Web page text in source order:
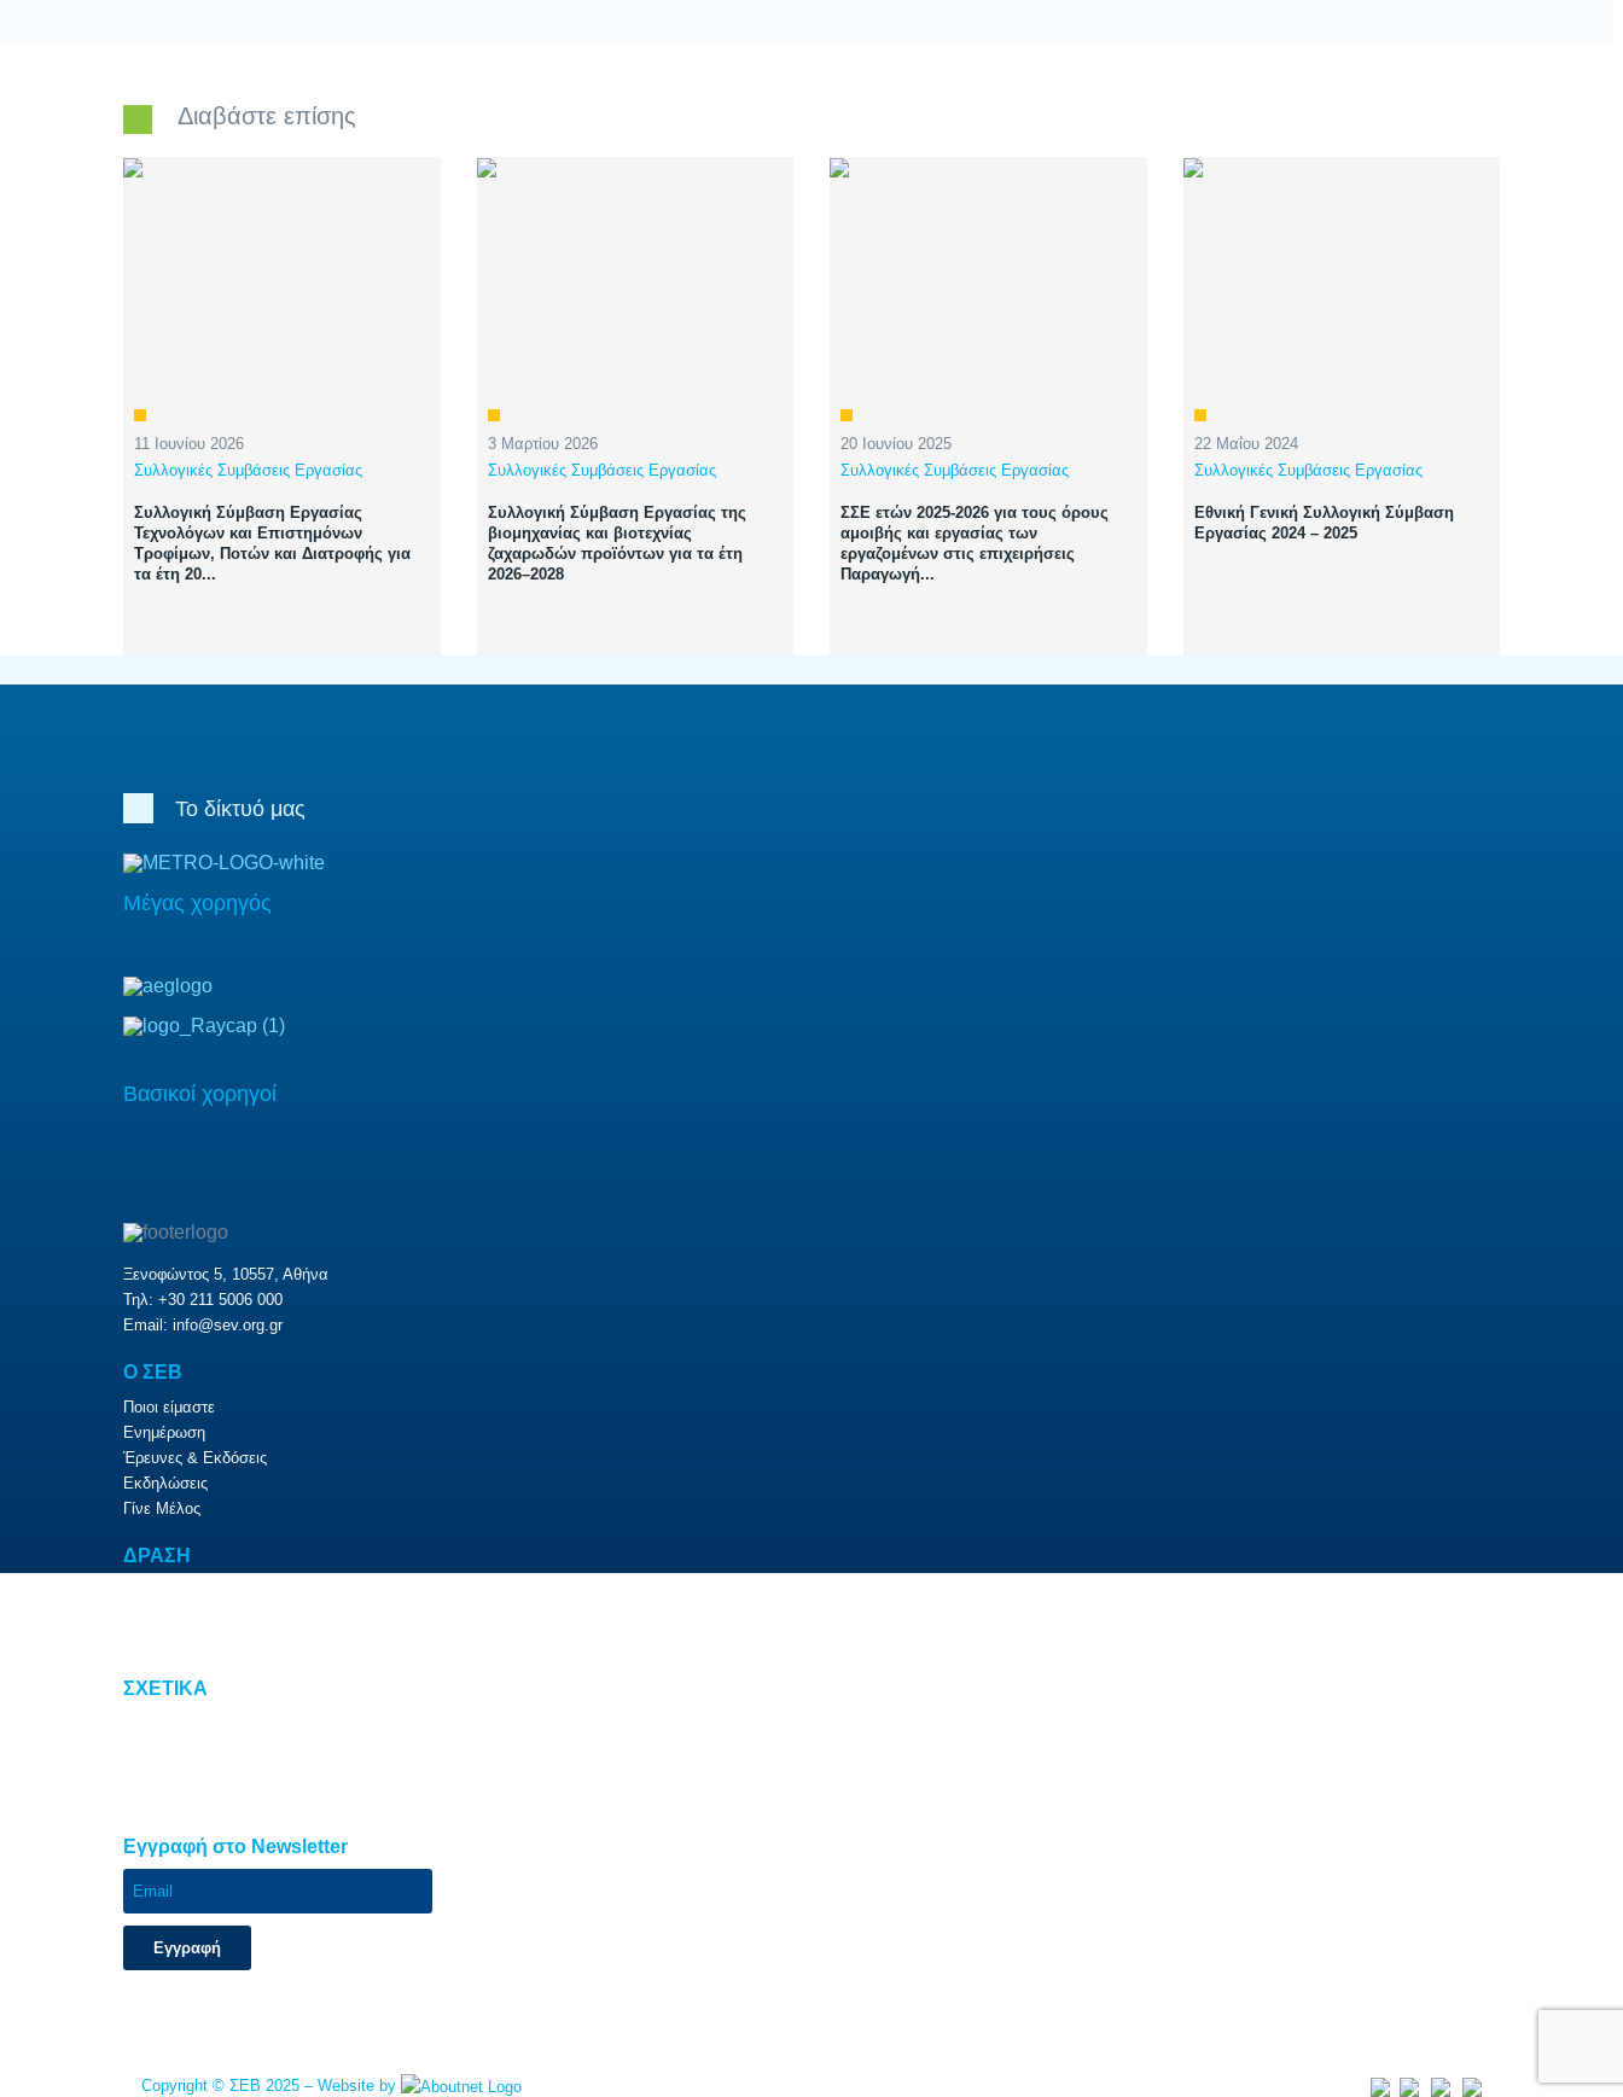
Διαβάστε επίσης
11 Ιουνίου 2026
Συλλογικές Συμβάσεις Εργασίας
Συλλογική Σύμβαση Εργασίας
Τεχνολόγων και Επιστημόνων
Τροφίμων, Ποτών και Διατροφής για
τα έτη 20...
3 Μαρτίου 2026
Συλλογικές Συμβάσεις Εργασίας
Συλλογική Σύμβαση Εργασίας της
βιομηχανίας και βιοτεχνίας
ζαχαρωδών προϊόντων για τα έτη
2026–2028
20 Ιουνίου 2025
Συλλογικές Συμβάσεις Εργασίας
ΣΣΕ ετών 2025-2026 για τους όρους
αμοιβής και εργασίας των
εργαζομένων στις επιχειρήσεις
Παραγωγή...
22 Μαΐου 2024
Συλλογικές Συμβάσεις Εργασίας
Εθνική Γενική Συλλογική Σύμβαση
Εργασίας 2024 – 2025
Το δίκτυό μας
Μέγας χορηγός
Βασικοί χορηγοί
Ξενοφώντος 5, 10557, Αθήνα
Τηλ: +30 211 5006 000
Email: info@sev.org.gr
O ΣΕΒ
Ποιοι είμαστε
Ενημέρωση
Έρευνες & Εκδόσεις
Εκδηλώσεις
Γίνε Μέλος
ΔΡΑΣΗ
ΣΧΕΤΙΚΑ
Eγγραφή στο Newsletter
Εγγραφή
Copyright © ΣΕΒ 2025 – Website by